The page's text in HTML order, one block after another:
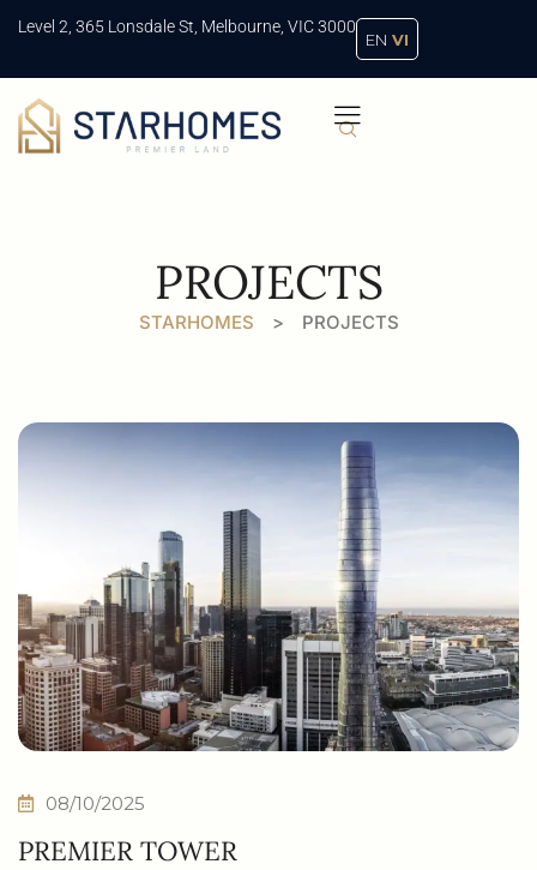
Level 2, 365 Lonsdale St, Melbourne, VIC 3000
EN VI
PROJECTS
STARHOMES > PROJECTS
08/10/2025
PREMIER TOWER